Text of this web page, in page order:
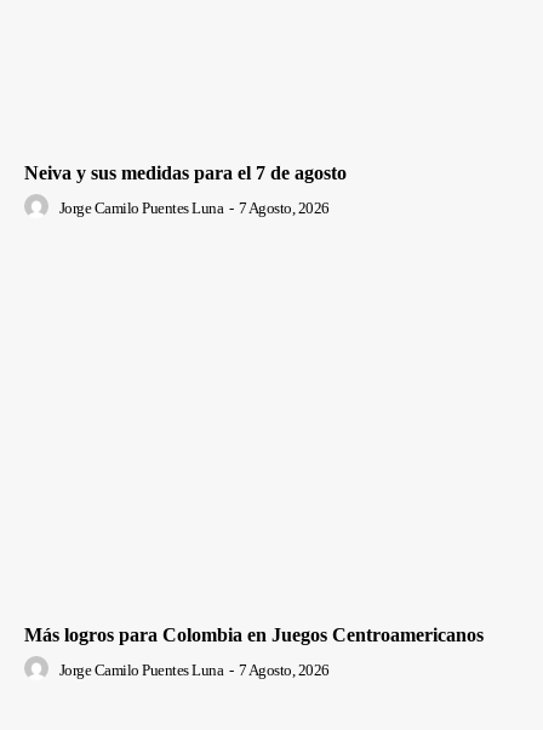
Neiva y sus medidas para el 7 de agosto
Jorge Camilo Puentes Luna - 7 Agosto, 2026
Más logros para Colombia en Juegos Centroamericanos
Jorge Camilo Puentes Luna - 7 Agosto, 2026